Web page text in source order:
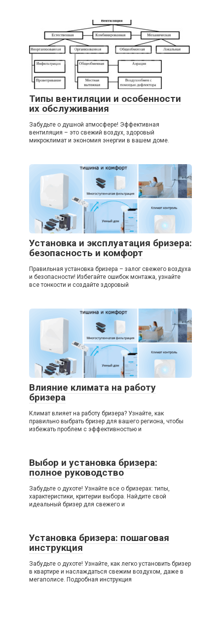
Типы вентиляции и особенности
их обслуживания
Забудьте о душной атмосфере! Эффективная
вентиляция – это свежий воздух, здоровый
микроклимат и экономия энергии в вашем доме.
Установка и эксплуатация бризера:
безопасность и комфорт
Правильная установка бризера – залог свежего воздуха
и безопасности! Избегайте ошибок монтажа, узнайте
все тонкости и создайте здоровый
Влияние климата на работу
бризера
Климат влияет на работу бризера? Узнайте, как
правильно выбрать бризер для вашего региона, чтобы
избежать проблем с эффективностью и
Выбор и установка бризера:
полное руководство
Забудьте о духоте! Узнайте все о бризерах: типы,
характеристики, критерии выбора. Найдите свой
идеальный бризер для свежего и
Установка бризера: пошаговая
инструкция
Забудьте о духоте! Узнайте, как легко установить бризер
в квартире и наслаждаться свежим воздухом, даже в
мегаполисе. Подробная инструкция